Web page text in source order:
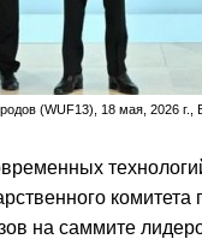
(WUF13), 18 мая, 2026 г.,
комитета
на саммите